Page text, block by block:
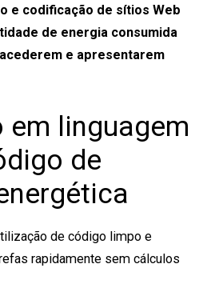
e codificação de sítios Web
de energia consumida
e apresentarem
em linguagem
de
de código limpo e
rapidamente sem cálculos